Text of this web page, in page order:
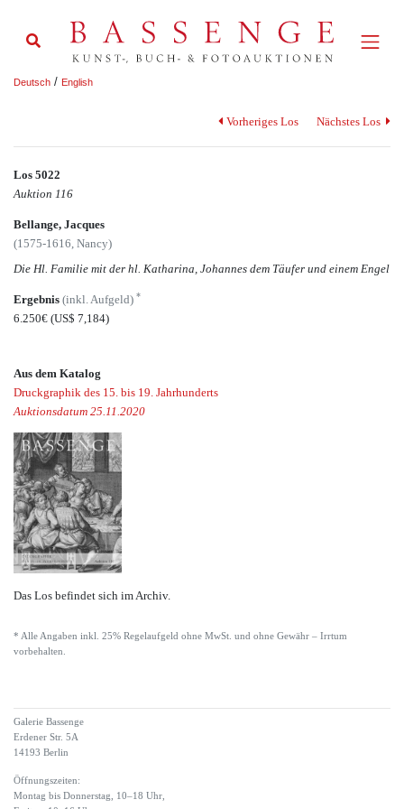
Deutsch / English
Vorheriges Los Nächstes Los
Los 5022
Auktion 116
Bellange, Jacques
(1575-1616, Nancy)
Die Hl. Familie mit der hl. Katharina, Johannes dem Täufer und einem Engel
Ergebnis (inkl. Aufgeld) *
6.250€ (US$ 7,184)
Aus dem Katalog
Druckgraphik des 15. bis 19. Jahrhunderts
Auktionsdatum 25.11.2020
Das Los befindet sich im Archiv.
* Alle Angaben inkl. 25% Regelaufgeld ohne MwSt. und ohne Gewähr – Irrtum
vorbehalten.
Galerie Bassenge
Erdener Str. 5A
14193 Berlin
Öffnungszeiten:
Montag bis Donnerstag, 10–18 Uhr,